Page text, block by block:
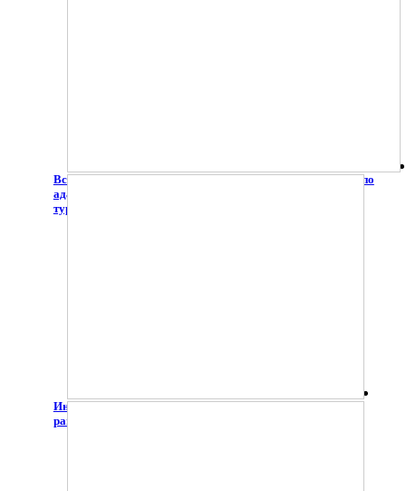
Всероссийский онлайн-фестиваль студенческих проектов по
адаптивной двигательной рекреации и инклюзивному
туризму «Мир в твоих руках»
Интерактивный интенсив "Равные возможности -
равные права"